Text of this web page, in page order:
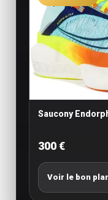
Saucony
300 €
Voir le bon